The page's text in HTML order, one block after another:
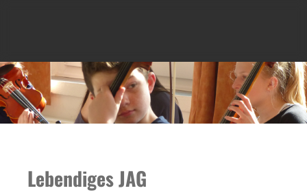
Lebendiges JAG